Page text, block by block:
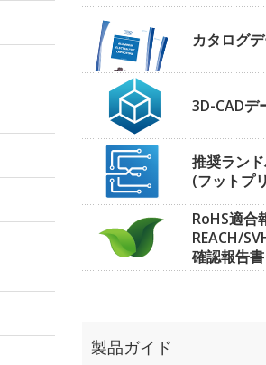
カタログ
3D-CADデ
推奨ラン
(フットプ
RoHS適合
REACH/
確認報告書
製品ガイド